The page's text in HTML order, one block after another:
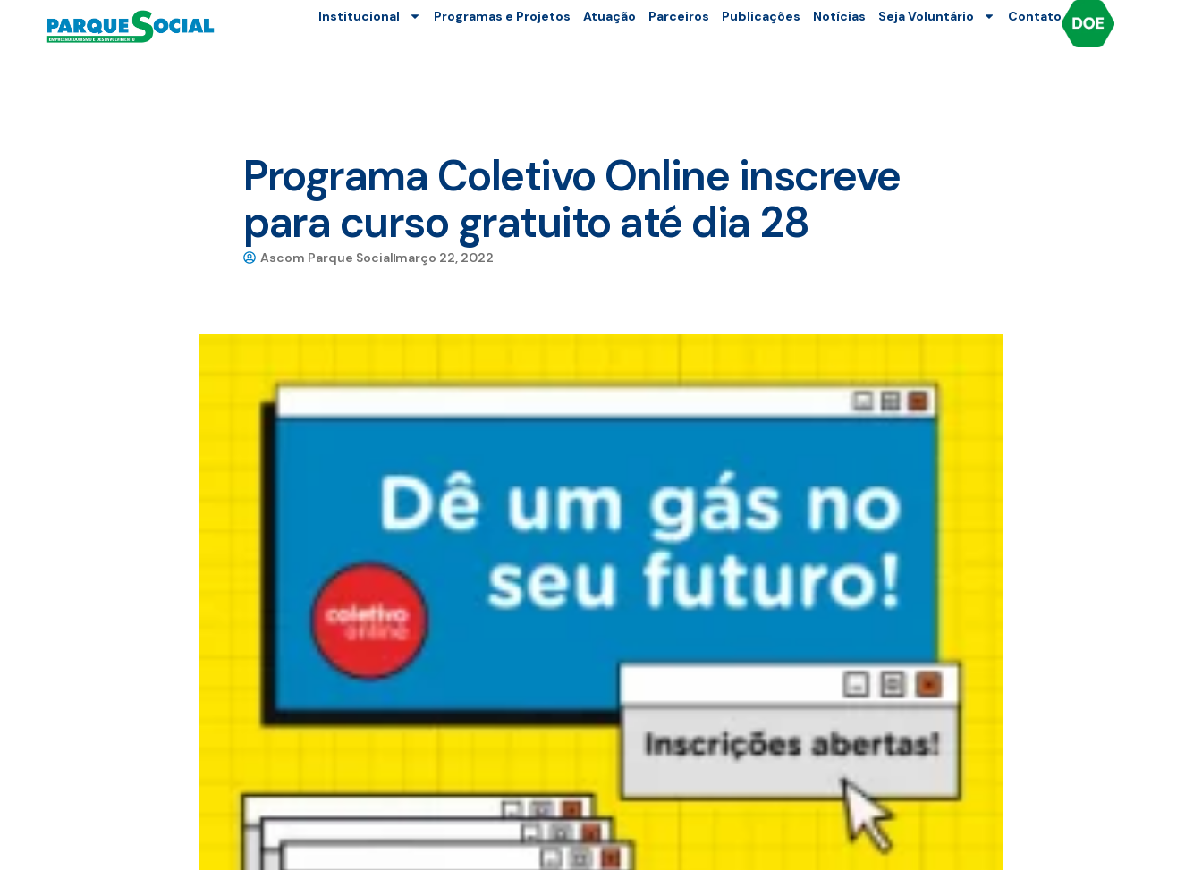
Institucional Programas e Projetos Atuação Parceiros Publicações Notícias Seja Voluntário Contato
Programa Coletivo Online inscreve
para curso gratuito até dia 28
Ascom Parque Social março 22, 2022